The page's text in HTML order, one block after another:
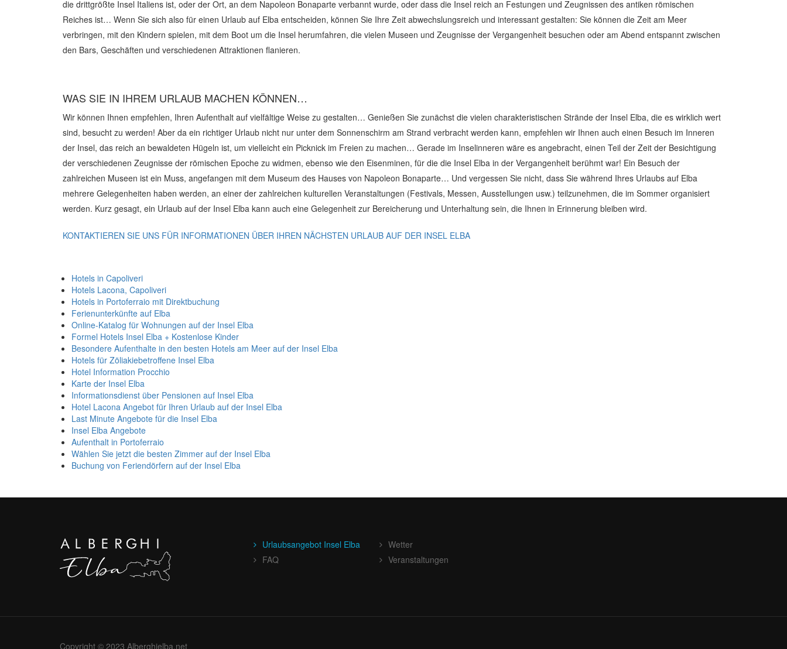
die drittgrößte Insel Italiens ist, oder der Ort, an dem Napoleon Bonaparte verbannt wurde, oder dass die Insel reich an Festungen und Zeugnissen des antiken römischen
Reiches ist… Wenn Sie sich also für einen Urlaub auf Elba entscheiden, können Sie Ihre Zeit abwechslungsreich und interessant gestalten: Sie können die Zeit am Meer
verbringen, mit den Kindern spielen, mit dem Boot um die Insel herumfahren, die vielen Museen und Zeugnisse der Vergangenheit besuchen oder am Abend entspannt zwischen
den Bars, Geschäften und verschiedenen Attraktionen flanieren.
WAS SIE IN IHREM URLAUB MACHEN KÖNNEN…
Wir können Ihnen empfehlen, Ihren Aufenthalt auf vielfältige Weise zu gestalten… Genießen Sie zunächst die vielen charakteristischen Strände der Insel Elba, die es wirklich wert
sind, besucht zu werden! Aber da ein richtiger Urlaub nicht nur unter dem Sonnenschirm am Strand verbracht werden kann, empfehlen wir Ihnen auch einen Besuch im Inneren
der Insel, das reich an bewaldeten Hügeln ist, um vielleicht ein Picknick im Freien zu machen… Gerade im Inselinneren wäre es angebracht, einen Teil der Zeit der Besichtigung
der verschiedenen Zeugnisse der römischen Epoche zu widmen, ebenso wie den Eisenminen, für die die Insel Elba in der Vergangenheit berühmt war! Ein Besuch der
zahlreichen Museen ist ein Muss, angefangen mit dem Museum des Hauses von Napoleon Bonaparte… Und vergessen Sie nicht, dass Sie während Ihres Urlaubs auf Elba
mehrere Gelegenheiten haben werden, an einer der zahlreichen kulturellen Veranstaltungen (Festivals, Messen, Ausstellungen usw.) teilzunehmen, die im Sommer organisiert
werden. Kurz gesagt, ein Urlaub auf der Insel Elba kann auch eine Gelegenheit zur Bereicherung und Unterhaltung sein, die Ihnen in Erinnerung bleiben wird.
KONTAKTIEREN SIE UNS FÜR INFORMATIONEN ÜBER IHREN NÄCHSTEN URLAUB AUF DER INSEL ELBA
Hotels in Capoliveri
Hotels Lacona, Capoliveri
Hotels in Portoferraio mit Direktbuchung
Ferienunterkünfte auf Elba
Online-Katalog für Wohnungen auf der Insel Elba
Formel Hotels Insel Elba + Kostenlose Kinder
Besondere Aufenthalte in den besten Hotels am Meer auf der Insel Elba
Hotels für Zöliakiebetroffene Insel Elba
Hotel Information Procchio
Karte der Insel Elba
Informationsdienst über Pensionen auf Insel Elba
Hotel Lacona Angebot für Ihren Urlaub auf der Insel Elba
Last Minute Angebote für die Insel Elba
Insel Elba Angebote
Aufenthalt in Portoferraio
Wählen Sie jetzt die besten Zimmer auf der Insel Elba
Buchung von Feriendörfern auf der Insel Elba
Urlaubsangebot Insel Elba
FAQ
Wetter
Veranstaltungen
Copyright © 2023 Alberghielba.net